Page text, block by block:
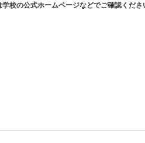
校の公式ホームページなどでご確認くださ